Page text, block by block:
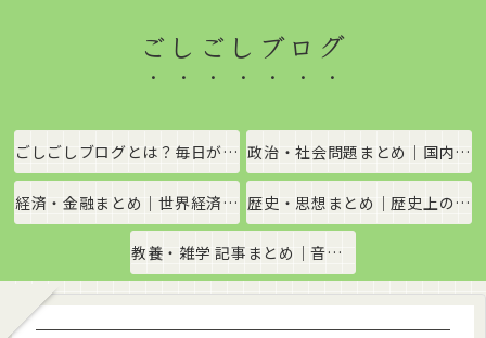
ごしごしブログ
ごしごしブログとは？毎日がちょっと楽しくなる情報発信サイト 政治・社会問題まとめ｜国内政治・国際情勢をわかりやすく解説
経済・金融まとめ｜世界経済・金融市場をわかりやすく解説 歴史・思想まとめ｜歴史上の出来事や思想・哲学をわかりやすく解説
教養・雑学 記事まとめ｜音楽、科学、社会の豆知識をわかりやすく解説